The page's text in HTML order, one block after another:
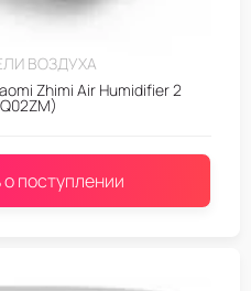
ВОЗДУХА
Zhimi Air Humidifier 2
поступлении